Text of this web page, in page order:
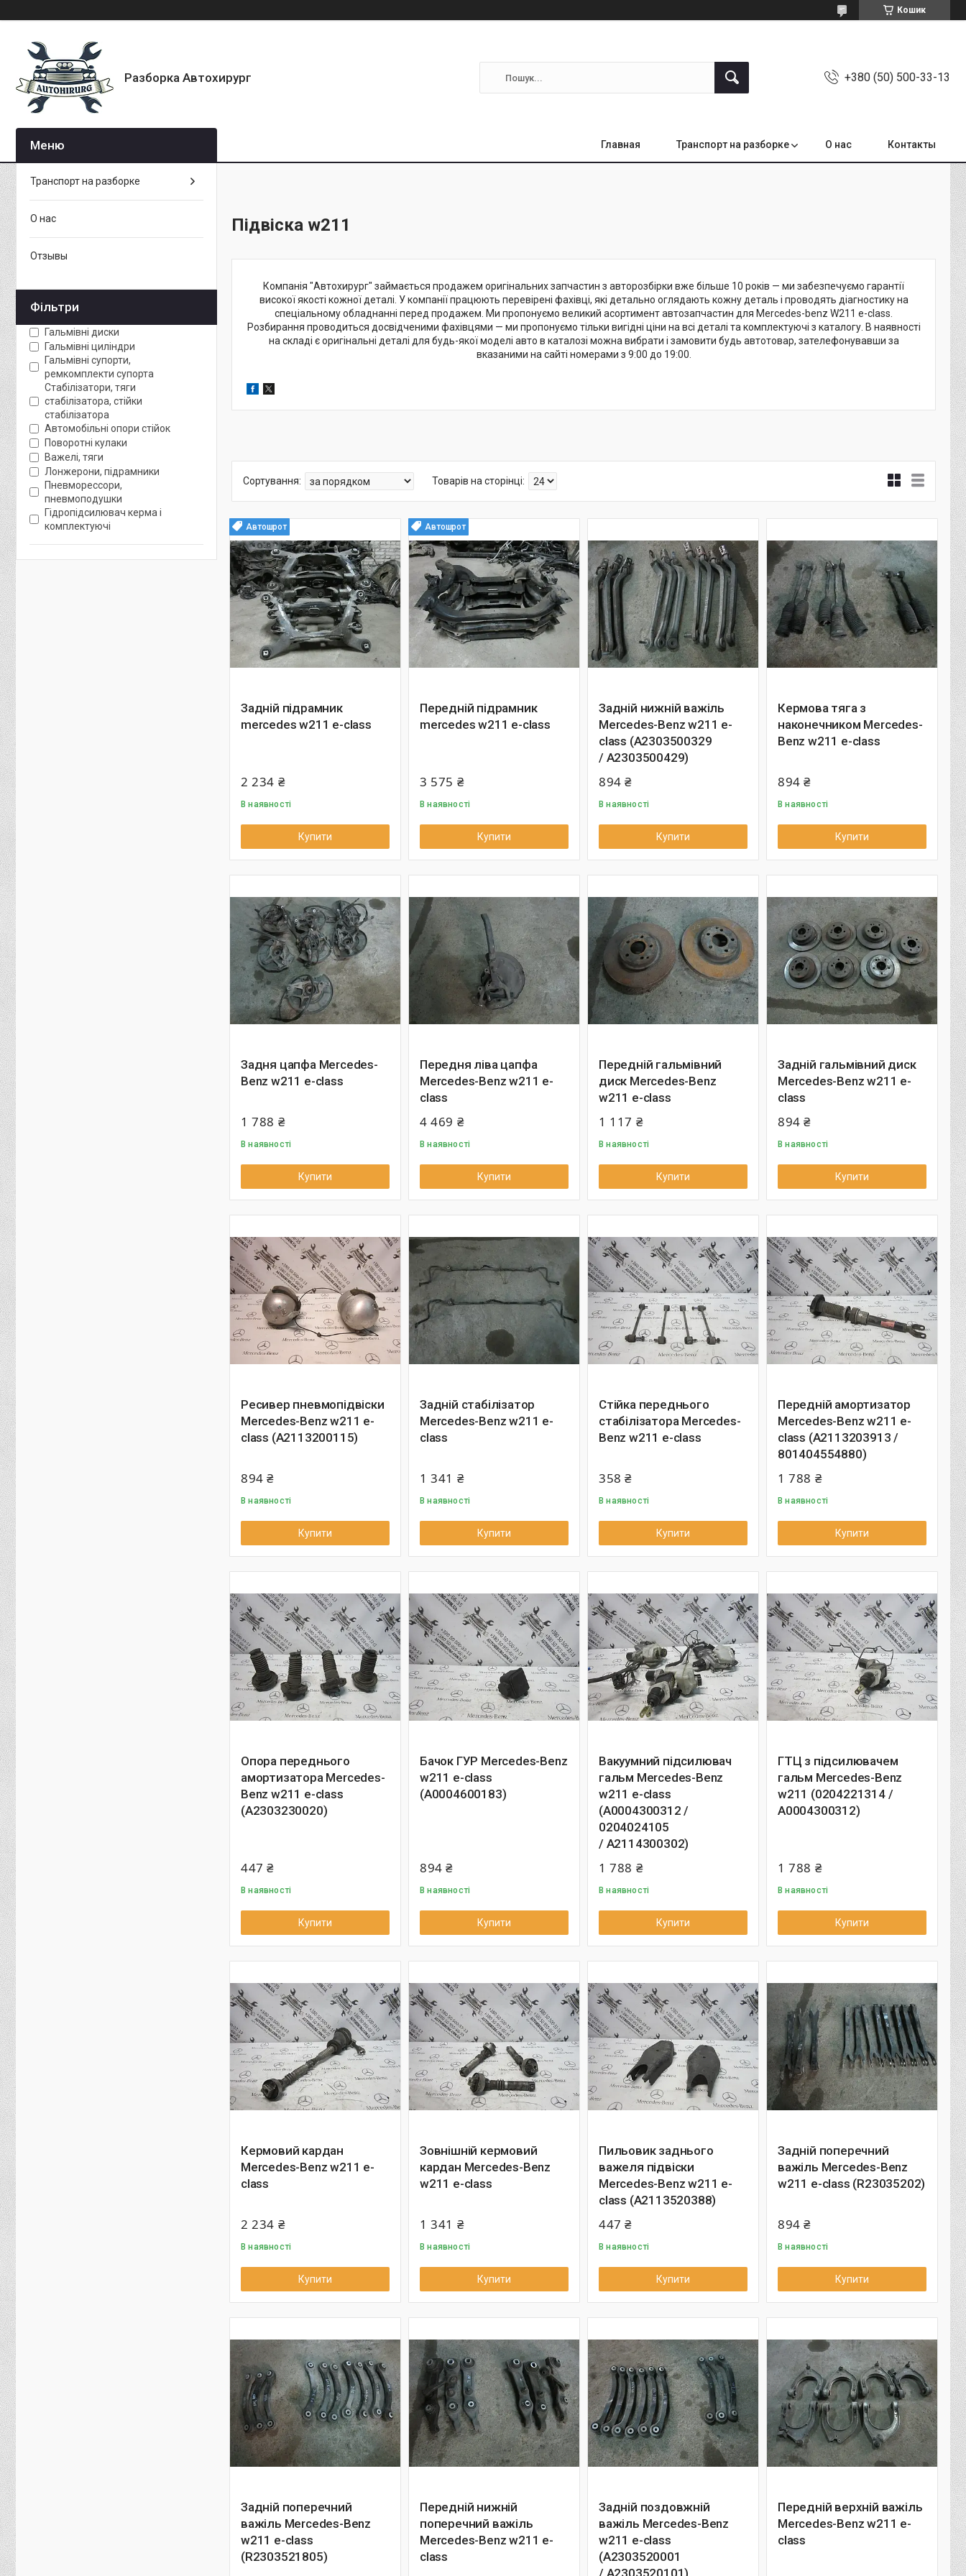
Кошик
Разборка Автохирург +380 (50) 500-33-13
Главная Транспорт на разборке О нас Контакты
Підвіска w211
Компанія "Автохирург" займається продажем оригінальних запчастин з авторозбірки вже більше 10 років — ми забезпечуємо гарантії
високої якості кожної деталі. У компанії працюють перевірені фахівці, які детально оглядають кожну деталь і проводять діагностику на
спеціальному обладнанні перед продажем. Ми пропонуємо великий асортимент автозапчастин для Mercedes-benz W211 e-class.
Розбирання проводиться досвідченими фахівцями — ми пропонуємо тільки вигідні ціни на всі деталі та комплектуючі з каталогу. В наявності
на складі є оригінальні деталі для будь-якої моделі авто в каталозі можна вибрати і замовити будь автотовар, зателефонувавши за
вказаними на сайті номерами з 9:00 до 19:00.
Автошрот
Задній підрамник
mercedes w211 e-class
2 234 ₴
В наявності
Купити
Автошрот
Передній підрамник
mercedes w211 e-class
3 575 ₴
В наявності
Купити
Задній нижній важіль
Mercedes-Benz w211 e-
class (A2303500329
/ A2303500429)
894 ₴
В наявності
Купити
Кермова тяга з
наконечником Mercedes-
Benz w211 e-class
894 ₴
В наявності
Купити
Задня цапфа Mercedes-
Benz w211 e-class
1 788 ₴
В наявності
Купити
Передня ліва цапфа
Mercedes-Benz w211 e-
class
4 469 ₴
В наявності
Купити
Передній гальмівний
диск Mercedes-Benz
w211 e-class
1 117 ₴
В наявності
Купити
Задній гальмівний диск
Mercedes-Benz w211 e-
class
894 ₴
В наявності
Купити
Ресивер пневмопідвіски
Mercedes-Benz w211 e-
class (A2113200115)
894 ₴
В наявності
Купити
Задній стабілізатор
Mercedes-Benz w211 e-
class
1 341 ₴
В наявності
Купити
Стійка переднього
стабілізатора Mercedes-
Benz w211 e-class
358 ₴
В наявності
Купити
Передній амортизатор
Mercedes-Benz w211 e-
class (A2113203913 /
801404554880)
1 788 ₴
В наявності
Купити
Опора переднього
амортизатора Mercedes-
Benz w211 e-class
(A2303230020)
447 ₴
В наявності
Купити
Бачок ГУР Mercedes-Benz
w211 e-class
(A0004600183)
894 ₴
В наявності
Купити
Вакуумний підсилювач
гальм Mercedes-Benz
w211 e-class
(A0004300312 /
0204024105
/ A2114300302)
1 788 ₴
В наявності
Купити
ГТЦ з підсилювачем
гальм Mercedes-Benz
w211 (0204221314 /
A0004300312)
1 788 ₴
В наявності
Купити
Кермовий кардан
Mercedes-Benz w211 e-
class
2 234 ₴
В наявності
Купити
Зовнішній кермовий
кардан Mercedes-Benz
w211 e-class
1 341 ₴
В наявності
Купити
Пильовик заднього
важеля підвіски
Mercedes-Benz w211 e-
class (A2113520388)
447 ₴
В наявності
Купити
Задній поперечний
важіль Mercedes-Benz
w211 e-class (R23035202)
894 ₴
В наявності
Купити
Задній поперечний
важіль Mercedes-Benz
w211 e-class
(R2303521805)
Передній нижній
поперечний важіль
Mercedes-Benz w211 e-
class
Задній поздовжній
важіль Mercedes-Benz
w211 e-class
(A2303520001
/ A2303520101)
Передній верхній важіль
Mercedes-Benz w211 e-
class
Транспорт на разборке
О нас
Отзывы
Фільтри
Гальмівні диски
Гальмівні циліндри
Гальмівні супорти,
ремкомплекти супорта
Стабілізатори, тяги
стабілізатора, стійки
стабілізатора
Автомобільні опори стійок
Поворотні кулаки
Важелі, тяги
Лонжерони, підрамники
Пневморессори,
пневмоподушки
Гідропідсилювач керма і
комплектуючі